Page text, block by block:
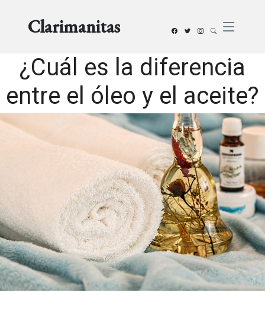
Clarimanitas
¿Cuál es la diferencia
entre el óleo y el aceite?